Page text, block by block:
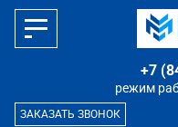
режим
+7
ЗАКАЗАТЬ ЗВОНОК